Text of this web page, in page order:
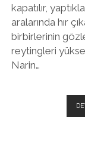
kapatılır,
aralarında hır
birbirlerinin
reytingleri
Narin…